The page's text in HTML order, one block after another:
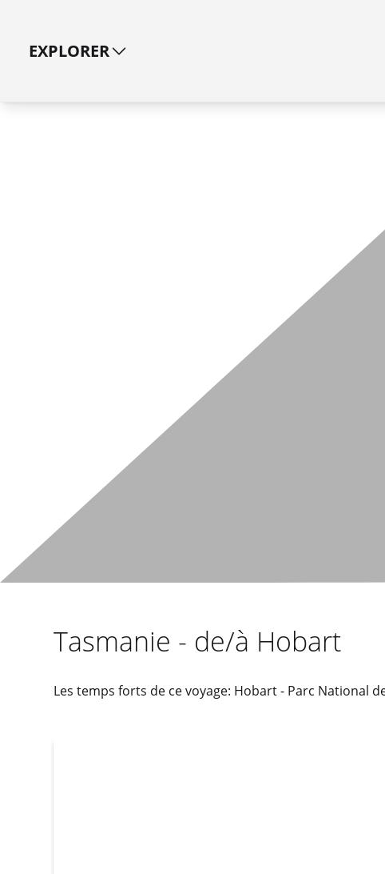
EXPLORER
Tasmanie - de/à Hobart
Les temps forts de ce voyage: Hobart - Parc National